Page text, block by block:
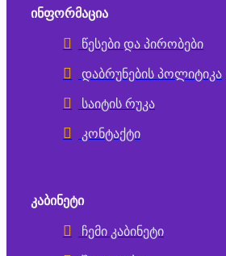
ᲘᲜᲤᲝᲠᲛᲐᲪᲘᲐ
წესები და პირობები
დაბრუნების პოლიტიკა
საიტის რუკა
კონტაქტი
ᲙᲐᲑᲘᲜᲔᲢᲘ
ჩემი კაბინეტი